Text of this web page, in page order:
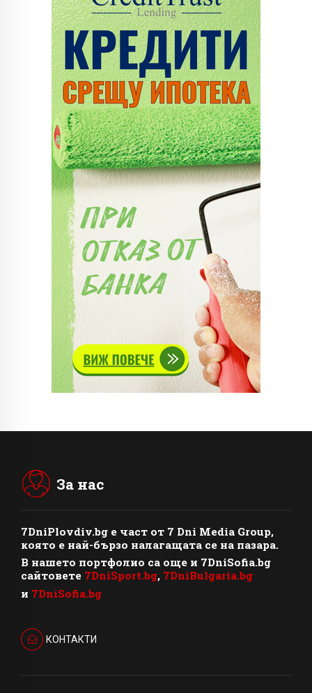
За нас
7DniPlovdiv.bg e част от 7 Dni Media Group,
която е най-бързо налагащата се на пазара.
В нашето портфолио са още и 7DniSofia.bg
сайтовете 7DniSport.bg, 7DniBulgaria.bg
и 7DniSofia.bg
КОНТАКТИ